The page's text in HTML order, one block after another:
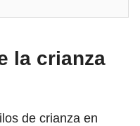
la crianza
de crianza en